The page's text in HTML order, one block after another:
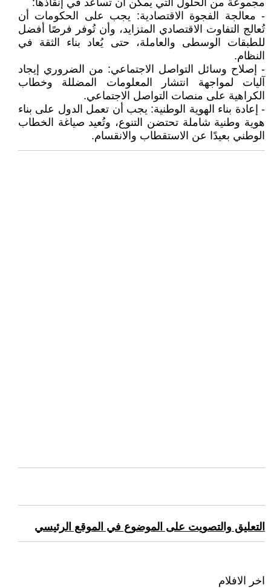
مجموعة من الحلول التي يمكن أن تساعد في إنقاذها:
- معالجة الفجوة الاقتصادية: يجب على الحكومات أن
تُعالج التفاوت الاقتصادي المتزايد، وأن تُوفر فرصًا أفضل
للطبقات الوسطى والعاملة، حتى يُعاد بناء الثقة في
النظام.
- إصلاح وسائل التواصل الاجتماعي: من الضروري إيجاد
آليات لمواجهة انتشار المعلومات المضللة وخطاب
الكراهية على منصات التواصل الاجتماعي.
- إعادة بناء الهوية الوطنية: يجب أن تعمل الدول على بناء
هوية وطنية شاملة تحتضن التنوع، وتُعيد صياغة الخطاب
الوطني بعيدًا عن الاستقطاب والانقسام.
التعليق والتصويت على الموضوع في الموقع الرئيسي
اخر الافلام